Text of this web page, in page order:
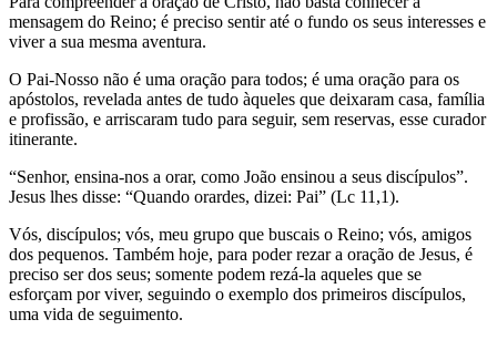
mensagem do Reino; é preciso sentir até o fundo os seus interesses e
viver a sua mesma aventura.
O Pai-Nosso não é uma oração para todos; é uma oração para os
apóstolos, revelada antes de tudo àqueles que deixaram casa, família
e profissão, e arriscaram tudo para seguir, sem reservas, esse curador
itinerante.
“Senhor, ensina-nos a orar, como João ensinou a seus discípulos”.
Jesus lhes disse: “Quando orardes, dizei: Pai” (Lc 11,1).
Vós, discípulos; vós, meu grupo que buscais o Reino; vós, amigos
dos pequenos. Também hoje, para poder rezar a oração de Jesus, é
preciso ser dos seus; somente podem rezá-la aqueles que se
esforçam por viver, seguindo o exemplo dos primeiros discípulos,
uma vida de seguimento.